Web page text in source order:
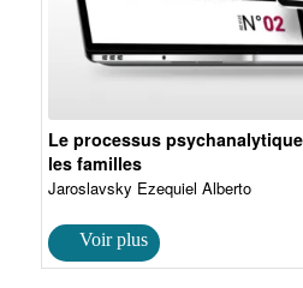
Le processus
les familles
Jaroslavsky Ezequiel Alberto